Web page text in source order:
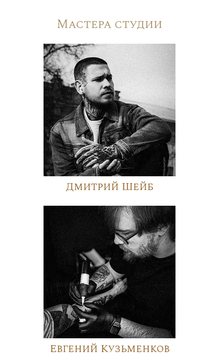
Мастера студии
Дмитрий Шейб
Евгений Кузьменков